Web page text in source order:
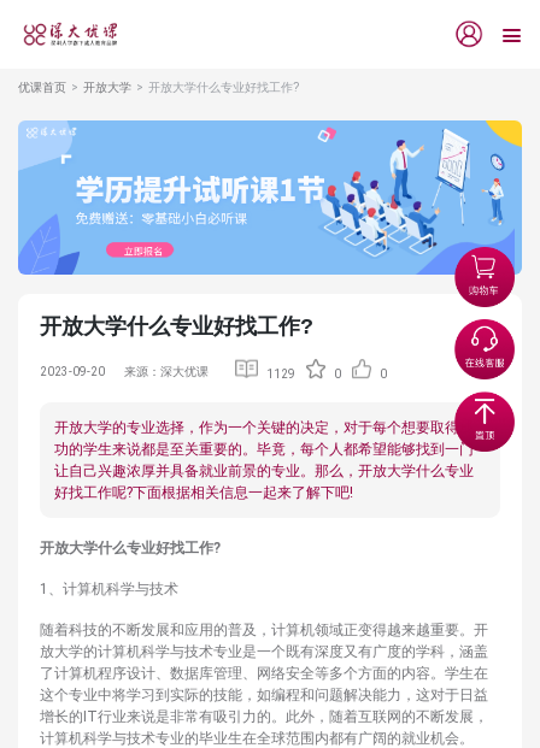
优课首页 开放大学 开放大学什么专业好找工作?
开放大学什么专业好找工作?
2023-09-20 来源：深大优课 1129 0 0
开放大学的专业选择，作为一个关键的决定，对于每个想要取得成
功的学生来说都是至关重要的。毕竟，每个人都希望能够找到一门
让自己兴趣浓厚并具备就业前景的专业。那么，开放大学什么专业
好找工作呢?下面根据相关信息一起来了解下吧!
开放大学什么专业好找工作?
1、计算机科学与技术
随着科技的不断发展和应用的普及，计算机领域正变得越来越重要。开
放大学的计算机科学与技术专业是一个既有深度又有广度的学科，涵盖
了计算机程序设计、数据库管理、网络安全等多个方面的内容。学生在
这个专业中将学习到实际的技能，如编程和问题解决能力，这对于日益
增长的IT行业来说是非常有吸引力的。此外，随着互联网的不断发展，
计算机科学与技术专业的毕业生在全球范围内都有广阔的就业机会。